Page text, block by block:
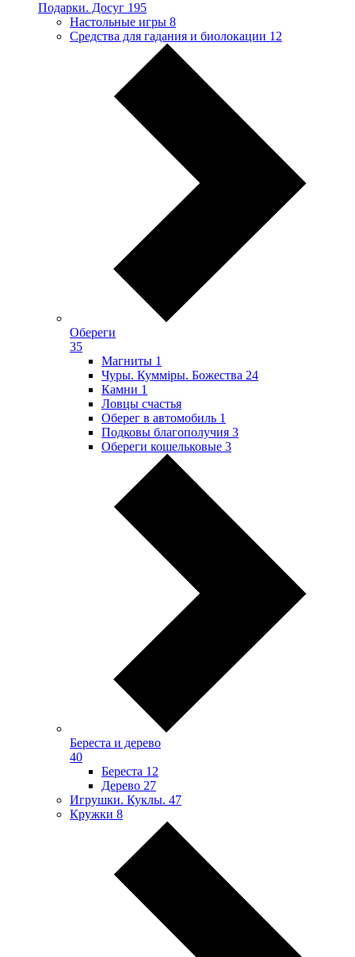
Подарки. Досуг 195
Настольные игры 8
Средства для гадания и биолокации 12
Обереги
35
Магниты 1
Чуры. Куммiры. Божества 24
Камни 1
Ловцы счастья
Оберег в автомобиль 1
Подковы благополучия 3
Обереги кошельковые 3
Береста и дерево
40
Береста 12
Дерево 27
Игрушки. Куклы. 47
Кружки 8